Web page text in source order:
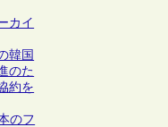
カイ
韓国
のた
約を
のフ